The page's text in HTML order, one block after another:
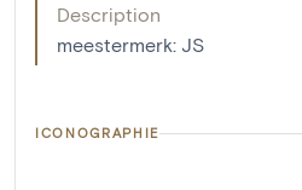
Description
meestermerk: JS
ICONOGRAPHIE